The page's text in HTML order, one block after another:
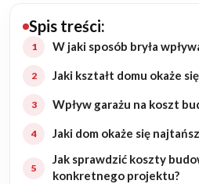
Budowa domu
Rozbudowa
Remonty
Spis treści:
W jaki sposób bryła
Jaki kształt domu okaże
Wpływ garażu na koszt
Jaki dom okaże się
Jak sprawdzić koszty
konkretnego projektu?